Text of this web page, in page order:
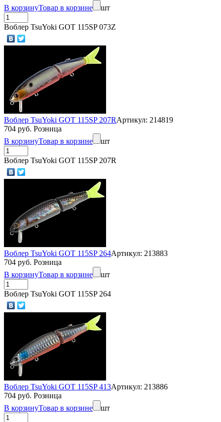
В корзинуТовар в корзине шт
Воблер TsuYoki GOT 115SP 073Z
Воблер TsuYoki GOT 115SP 207RАртикул: 214819
704 руб. Розница
В корзинуТовар в корзине шт
Воблер TsuYoki GOT 115SP 207R
Воблер TsuYoki GOT 115SP 264Артикул: 213883
704 руб. Розница
В корзинуТовар в корзине шт
Воблер TsuYoki GOT 115SP 264
Воблер TsuYoki GOT 115SP 413Артикул: 213886
704 руб. Розница
В корзинуТовар в корзине шт